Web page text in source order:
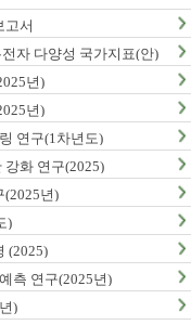
고서
자 다양성 국가지표(안)
년)
년)
연구(1차년도)
강화 연구(2025)
(2025년)
)
(2025)
측 연구(2025년)
)